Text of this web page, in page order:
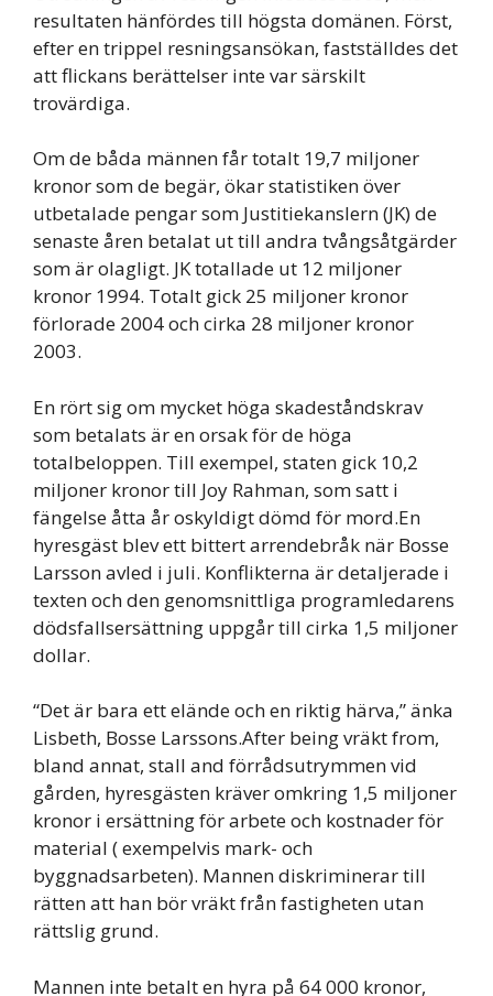
resultaten hänfördes till högsta domänen. Först,
efter en trippel resningsansökan, fastställdes det
att flickans berättelser inte var särskilt
trovärdiga.
Om de båda männen får totalt 19,7 miljoner
kronor som de begär, ökar statistiken över
utbetalade pengar som Justitiekanslern (JK) de
senaste åren betalat ut till andra tvångsåtgärder
som är olagligt. JK totallade ut 12 miljoner
kronor 1994. Totalt gick 25 miljoner kronor
förlorade 2004 och cirka 28 miljoner kronor
2003.
En rört sig om mycket höga skadeståndskrav
som betalats är en orsak för de höga
totalbeloppen. Till exempel, staten gick 10,2
miljoner kronor till Joy Rahman, som satt i
fängelse åtta år oskyldigt dömd för mord.En
hyresgäst blev ett bittert arrendebråk när Bosse
Larsson avled i juli. Konflikterna är detaljerade i
texten och den genomsnittliga programledarens
dödsfallsersättning uppgår till cirka 1,5 miljoner
dollar.
“Det är bara ett elände och en riktig härva,” änka
Lisbeth, Bosse Larssons.After being vräkt from,
bland annat, stall and förrådsutrymmen vid
gården, hyresgästen kräver omkring 1,5 miljoner
kronor i ersättning för arbete och kostnader för
material ( exempelvis mark- och
byggnadsarbeten). Mannen diskriminerar till
rätten att han bör vräkt från fastigheten utan
rättslig grund.
Mannen inte betalt en hyra på 64 000 kronor,